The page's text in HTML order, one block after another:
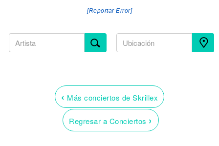
[Reportar Error]
‹ Más conciertos de Skrillex
Regresar a Conciertos ›